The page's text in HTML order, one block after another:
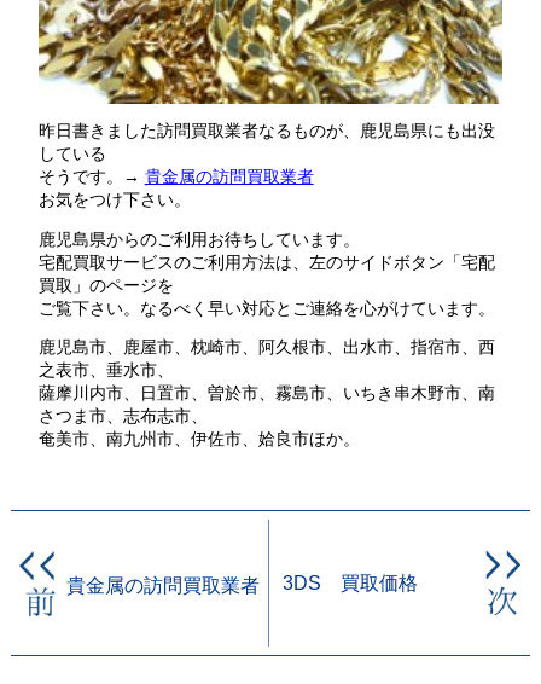
昨日書きました訪問買取業者なるものが、鹿児島県にも出没
している
そうです。→ 貴金属の訪問買取業者
お気をつけ下さい。
鹿児島県からのご利用お待ちしています。
宅配買取サービスのご利用方法は、左のサイドボタン「宅配
買取」のページを
ご覧下さい。なるべく早い対応とご連絡を心がけています。
鹿児島市、鹿屋市、枕崎市、阿久根市、出水市、指宿市、西
之表市、垂水市、
薩摩川内市、日置市、曽於市、霧島市、いちき串木野市、南
さつま市、志布志市、
奄美市、南九州市、伊佐市、姶良市ほか。
貴金属の訪問買取業者 3DS 買取価格